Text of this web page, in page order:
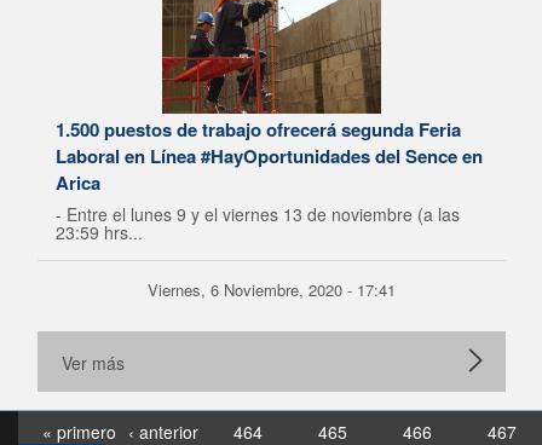
1.500 puestos de trabajo ofrecerá segunda Feria
Laboral en Línea #HayOportunidades del Sence en
Arica
- Entre el lunes 9 y el viernes 13 de noviembre (a las
23:59 hrs...
Viernes, 6 Noviembre, 2020 - 17:41
Ver más
« primero ‹ anterior 464 465 466
467